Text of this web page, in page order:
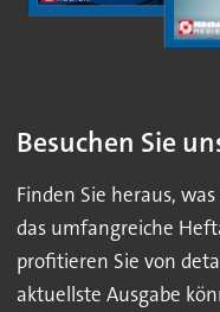
Besuchen Sie
Finden Sie heraus,
das umfangreiche
profitieren Sie von
aktuellste Ausgabe